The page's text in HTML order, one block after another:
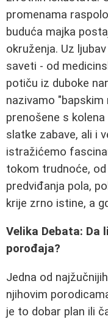
promenama
buduća majka
okruženja. Uz
saveti - od
potiču iz duboke
nazivamo "bapskim
prenošene s
slatke zabave, ali i
istražićemo
tokom trudnoće,
predviđanja pola,
krije zrno istine, a
Velika Debata: Da
porođaja?
Jedna od
njihovim
je to dobar plan ili